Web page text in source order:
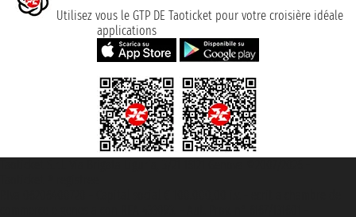
Utilisez vous le GTP DE Taoticket pour votre croisière idéale
applications